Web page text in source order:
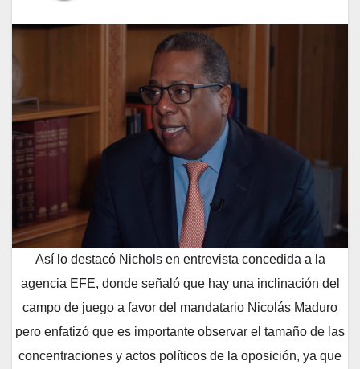
Así lo destacó Nichols en entrevista concedida a la
agencia EFE, donde señaló que hay una inclinación del
campo de juego a favor del mandatario Nicolás Maduro
pero enfatizó que es importante observar el tamaño de las
concentraciones y actos políticos de la oposición, ya que